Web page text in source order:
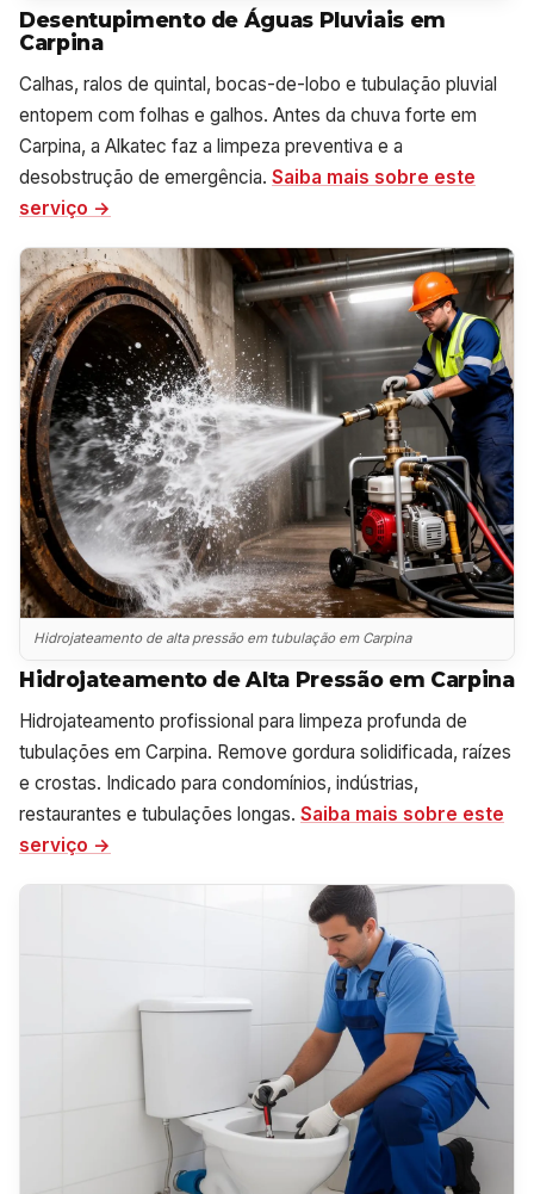
Desentupimento de Águas Pluviais em
Carpina
Calhas, ralos de quintal, bocas-de-lobo e tubulação pluvial
entopem com folhas e galhos. Antes da chuva forte em
Carpina, a Alkatec faz a limpeza preventiva e a
desobstrução de emergência. Saiba mais sobre este
serviço →
Hidrojateamento de alta pressão em tubulação em Carpina
Hidrojateamento de Alta Pressão em Carpina
Hidrojateamento profissional para limpeza profunda de
tubulações em Carpina. Remove gordura solidificada, raízes
e crostas. Indicado para condomínios, indústrias,
restaurantes e tubulações longas. Saiba mais sobre este
serviço →